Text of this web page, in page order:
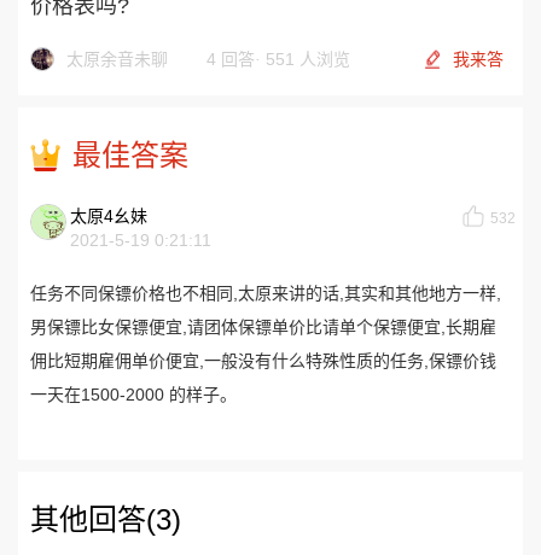
价格表吗?
太原余音未聊 4 回答· 551 人浏览 我来答
最佳答案
太原4幺妹
2021-5-19 0:21:11
532
任务不同保镖价格也不相同,太原来讲的话,其实和其他地方一样,
男保镖比女保镖便宜,请团体保镖单价比请单个保镖便宜,长期雇
佣比短期雇佣单价便宜,一般没有什么特殊性质的任务,保镖价钱
一天在1500-2000 的样子。
其他回答(3)